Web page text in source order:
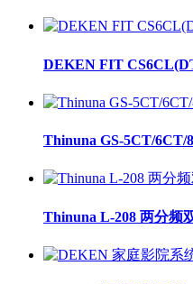
DEKEN FIT
Thinuna GS-5CT/
Thinuna L-208 两分频